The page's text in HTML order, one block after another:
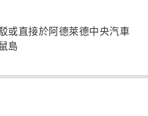
或直接於阿德萊德中央汽車
島